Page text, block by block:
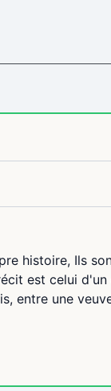
histoire, Ils
est celui
entre une